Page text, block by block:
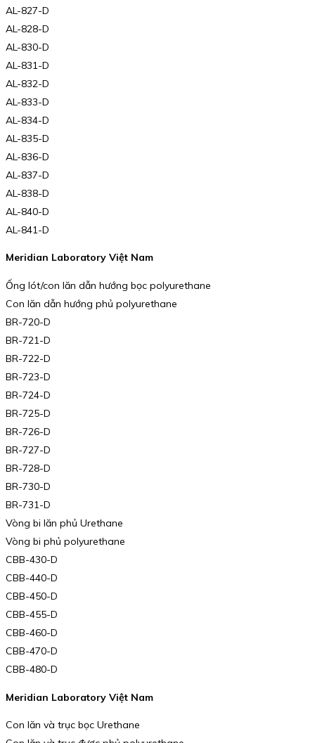
AL-827-D
AL-828-D
AL-830-D
AL-831-D
AL-832-D
AL-833-D
AL-834-D
AL-835-D
AL-836-D
AL-837-D
AL-838-D
AL-840-D
AL-841-D
Meridian Laboratory Việt Nam
Ống lót/con lăn dẫn hướng bọc polyurethane
Con lăn dẫn hướng phủ polyurethane
BR-720-D
BR-721-D
BR-722-D
BR-723-D
BR-724-D
BR-725-D
BR-726-D
BR-727-D
BR-728-D
BR-730-D
BR-731-D
Vòng bi lăn phủ Urethane
Vòng bi phủ polyurethane
CBB-430-D
CBB-440-D
CBB-450-D
CBB-455-D
CBB-460-D
CBB-470-D
CBB-480-D
Meridian Laboratory Việt Nam
Con lăn và trục bọc Urethane